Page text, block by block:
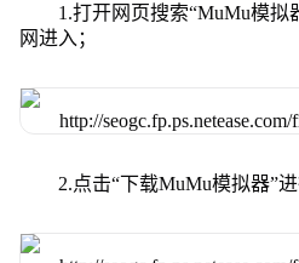
1.打开网页搜索“MuMu模拟
网进入；
2.点击“下载MuMu模拟器”进